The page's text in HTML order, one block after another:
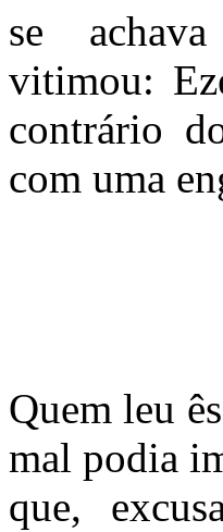
se achava
vitimou:
contrário
com uma
Quem leu
mal podia
que,